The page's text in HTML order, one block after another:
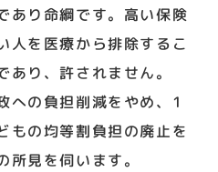
あり命綱です。高い保険
人を医療から排除するこ
あり、許されません。
への負担削減をやめ、1
もの均等割負担の廃止を
見を伺います。